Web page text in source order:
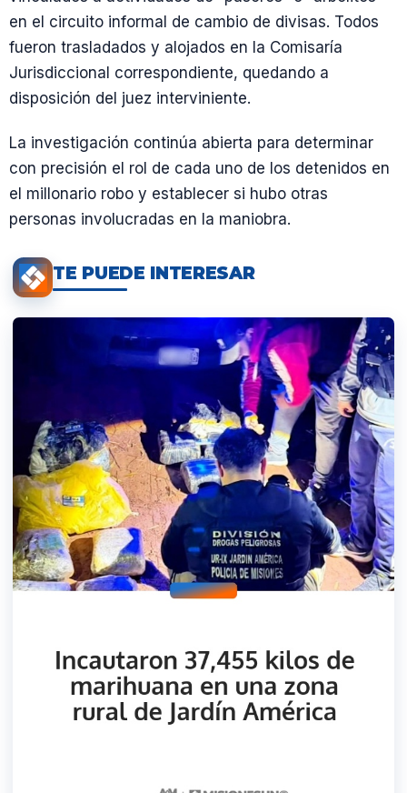
en el circuito informal de cambio de divisas. Todos
fueron trasladados y alojados en la Comisaría
Jurisdiccional correspondiente, quedando a
disposición del juez interviniente.
La investigación continúa abierta para determinar
con precisión el rol de cada uno de los detenidos en
el millonario robo y establecer si hubo otras
personas involucradas en la maniobra.
TE PUEDE INTERESAR